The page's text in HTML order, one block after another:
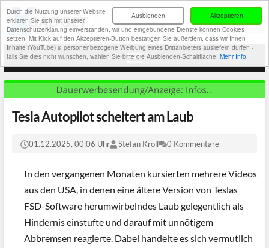
Akzeptieren
Ausblenden
Durch die Nutzung unserer Website
erklären Sie sich mit unserer
Datenschutzerklärung einverstanden, wir und eingebundene Dienste können Cookies
setzen. Mit Klick auf den Akzeptieren-Button bestätigen Sie außerdem, dass wir Ihnen
Inhalte (YouTube) & personenbezogene Werbung eines Drittanbieters ausliefern dürfen -
falls Sie dies nicht wünschen, wählen Sie bitte die Ausblenden-Schaltfläche. Mehr Info.
Tesla Autopilot scheitert am Laub
01.12.2025, 00:06 Uhr Stefan Kröll 0 Kommentare
In den vergangenen Monaten kursierten mehrere Videos
aus den USA, in denen eine ältere Version von Teslas
FSD-Software herumwirbelndes Laub gelegentlich als
Hindernis einstufte und darauf mit unnötigem
Abbremsen reagierte. Dabei handelte es sich vermutlich